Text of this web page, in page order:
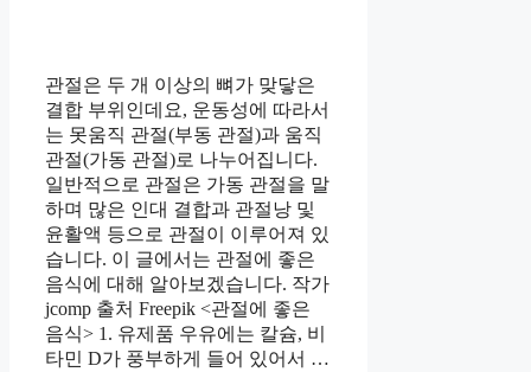
관절은 두 개 이상의 뼈가 맞닿은
결합 부위인데요, 운동성에 따라서
는 못움직 관절(부동 관절)과 움직
관절(가동 관절)로 나누어집니다.
일반적으로 관절은 가동 관절을 말
하며 많은 인대 결합과 관절낭 및
윤활액 등으로 관절이 이루어져 있
습니다. 이 글에서는 관절에 좋은
음식에 대해 알아보겠습니다. 작가
jcomp 출처 Freepik <관절에 좋은
음식> 1. 유제품 우유에는 칼슘, 비
타민 D가 풍부하게 들어 있어서 …